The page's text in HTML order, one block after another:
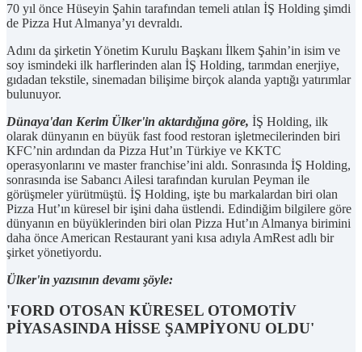
70 yıl önce Hüseyin Şahin tarafından temeli atılan İŞ Holding şimdi
de Pizza Hut Almanya’yı devraldı.
Adını da şirketin Yönetim Kurulu Başkanı İlkem Şahin’in isim ve
soy ismindeki ilk harflerinden alan İŞ Holding, tarımdan enerjiye,
gıdadan tekstile, sinemadan bilişime birçok alanda yaptığı yatırımlar
bulunuyor.
Dünaya'dan Kerim Ülker'in aktardığına göre, İŞ Holding, ilk
olarak dünyanın en büyük fast food restoran işletmecilerinden biri
KFC’nin ardından da Pizza Hut’ın Türkiye ve KKTC
operasyonlarını ve master franchise’ini aldı. Sonrasında İŞ Holding,
sonrasında ise Sabancı Ailesi tarafından kurulan Peyman ile
görüşmeler yürütmüştü. İŞ Holding, işte bu markalardan biri olan
Pizza Hut’ın küresel bir işini daha üstlendi. Edindiğim bilgilere göre
dünyanın en büyüklerinden biri olan Pizza Hut’ın Almanya birimini
daha önce American Restaurant yani kısa adıyla AmRest adlı bir
şirket yönetiyordu.
Ülker'in yazısının devamı şöyle:
'FORD OTOSAN KÜRESEL OTOMOTİV
PİYASASINDA HİSSE ŞAMPİYONU OLDU'